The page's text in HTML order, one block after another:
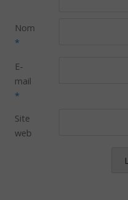
Nom
*
E-
mail
*
Site
web